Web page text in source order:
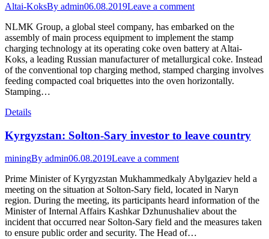
Altai-KoksBy admin06.08.2019Leave a comment
NLMK Group, a global steel company, has embarked on the
assembly of main process equipment to implement the stamp
charging technology at its operating coke oven battery at Altai-
Koks, a leading Russian manufacturer of metallurgical coke. Instead
of the conventional top charging method, stamped charging involves
feeding compacted coal briquettes into the oven horizontally.
Stamping…
Details
Kyrgyzstan: Solton-Sary investor to leave country
miningBy admin06.08.2019Leave a comment
Prime Minister of Kyrgyzstan Mukhammedkaly Abylgaziev held a
meeting on the situation at Solton-Sary field, located in Naryn
region. During the meeting, its participants heard information of the
Minister of Internal Affairs Kashkar Dzhunushaliev about the
incident that occurred near Solton-Sary field and the measures taken
to ensure public order and security. The Head of…